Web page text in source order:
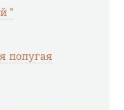
”
попугая